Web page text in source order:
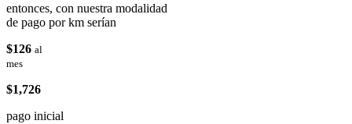
entonces, con nuestra modalidad
de pago por km serían
$126 al
mes
$1,726
pago inicial